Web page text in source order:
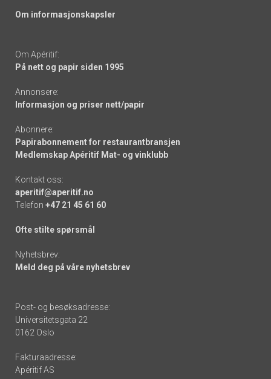
Om informasjonskapsler
Om Apéritif:
På nett og papir siden 1995
Annonsere:
Informasjon og priser nett/papir
Abonnere:
Papirabonnement for restaurantbransjen
Medlemskap Apéritif Mat- og vinklubb
Kontakt oss:
aperitif@aperitif.no
Telefon +47 21 45 61 60
Ofte stilte spørsmål
Nyhetsbrev:
Meld deg på våre nyhetsbrev
Post- og besøksadresse:
Universitetsgata 22
0162 Oslo
Fakturaadresse:
Apéritif AS